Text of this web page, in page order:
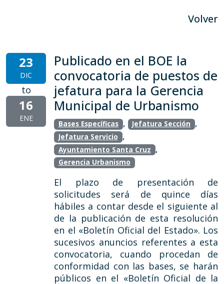
Volver
23
DIC
to
16
ENE
Publicado en el BOE la
convocatoria de puestos de
jefatura para la Gerencia
Municipal de Urbanismo
Bases Específicas , Jefatura Sección ,
Jefatura Servicio ,
Ayuntamiento Santa Cruz ,
Gerencia Urbanismo
El plazo de presentación de
solicitudes será de quince días
hábiles a contar desde el siguiente al
de la publicación de esta resolución
en el «Boletín Oficial del Estado». Los
sucesivos anuncios referentes a esta
convocatoria, cuando procedan de
conformidad con las bases, se harán
públicos en el «Boletín Oficial de la